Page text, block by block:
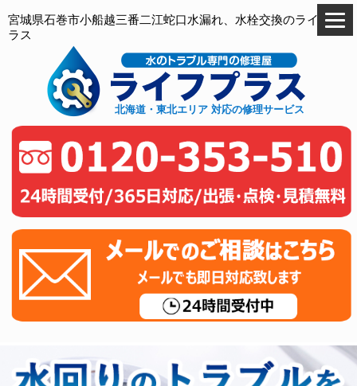
宮城県石巻市小船越三番二江蛇口水漏れ、水栓交換のライフプ
ラス
北海道・東北エリア 対応の修理サービス